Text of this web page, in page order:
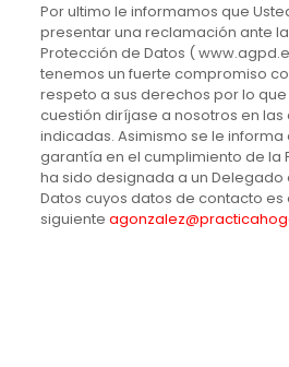
Por ultimo le informamos que
presentar una reclamación ante
Protección de Datos (
tenemos un fuerte compromiso
respeto a sus derechos por lo
cuestión diríjase a nosotros en
indicadas. Asimismo se le
garantía en el cumplimiento de la
ha sido designada a un Delegado
Datos cuyos datos de contacto es
siguiente